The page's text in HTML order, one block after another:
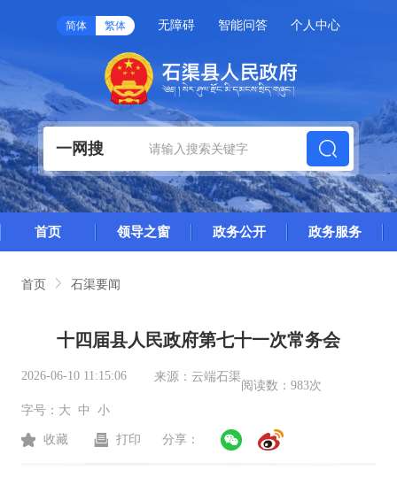
简体 繁体 无障碍 智能问答 个人中心
一网搜
首页 领导之窗 政务公开 政务服务
首页 石渠要闻
十四届县人民政府第七十一次常务会
2026-06-10 11:15:06 来源： 云端石渠
阅读数： 983次
字号： 大 中 小
收藏 打印 分享：